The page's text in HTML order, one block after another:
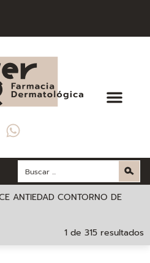
ANTIEDAD CONTORNO DE
1 de 315 resultados